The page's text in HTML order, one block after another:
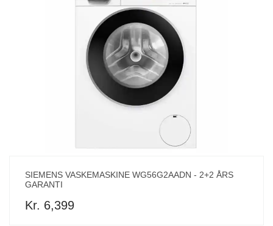
SIEMENS VASKEMASKINE WG56G2AADN - 2+2 ÅRS
GARANTI
Kr. 6,399